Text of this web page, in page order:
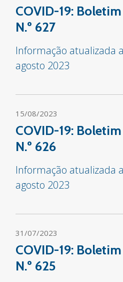
COVID-19:
N.º 627
Informação atualizada
agosto 2023
15/08/2023
COVID-19:
N.º 626
Informação atualizada
agosto 2023
31/07/2023
COVID-19:
N.º 625